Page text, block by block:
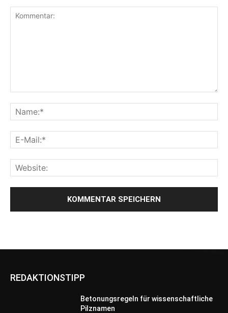
REDAKTIONSTIPP
Betonungsregeln für wissenschaftliche
Pilznamen